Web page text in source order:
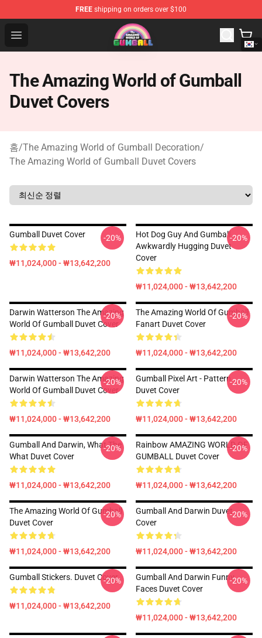
FREE shipping on orders over $100
Open menu
The Amazing World of Gumball Store - Official The
The Amazing World of Gumball
Duvet Covers
홈/The Amazing World of Gumball Decoration/
The Amazing World of Gumball Duvet Covers
Gumball Duvet Cover
₩11,024,000 - ₩13,642,200
-20%
Hot Dog Guy And Gumball
Awkwardly Hugging Duvet
Cover
₩11,024,000 - ₩13,642,200
-20%
Darwin Watterson The Amazing
World Of Gumball Duvet Cover
₩11,024,000 - ₩13,642,200
-20%
The Amazing World Of Gumball
Fanart Duvet Cover
₩11,024,000 - ₩13,642,200
-20%
Darwin Watterson The Amazing
World Of Gumball Duvet Cover
₩11,024,000 - ₩13,642,200
-20%
Gumball Pixel Art - Pattern
Duvet Cover
₩11,024,000 - ₩13,642,200
-20%
Gumball And Darwin, What The
What Duvet Cover
₩11,024,000 - ₩13,642,200
-20%
Rainbow AMAZING WORLD OF
GUMBALL Duvet Cover
₩11,024,000 - ₩13,642,200
-20%
The Amazing World Of Gumball
Duvet Cover
₩11,024,000 - ₩13,642,200
-20%
Gumball And Darwin Duvet
Cover
₩11,024,000 - ₩13,642,200
-20%
Gumball Stickers. Duvet Cover
₩11,024,000 - ₩13,642,200
-20%
Gumball And Darwin Funny
Faces Duvet Cover
₩11,024,000 - ₩13,642,200
-20%